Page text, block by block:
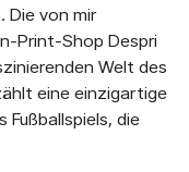
Die von mir
Print-Shop Despri
Welt des
eine einzigartige
die